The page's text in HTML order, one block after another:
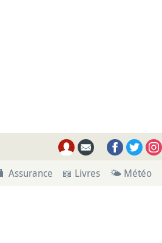
Assurance 📖 Livres 🌤 Météo